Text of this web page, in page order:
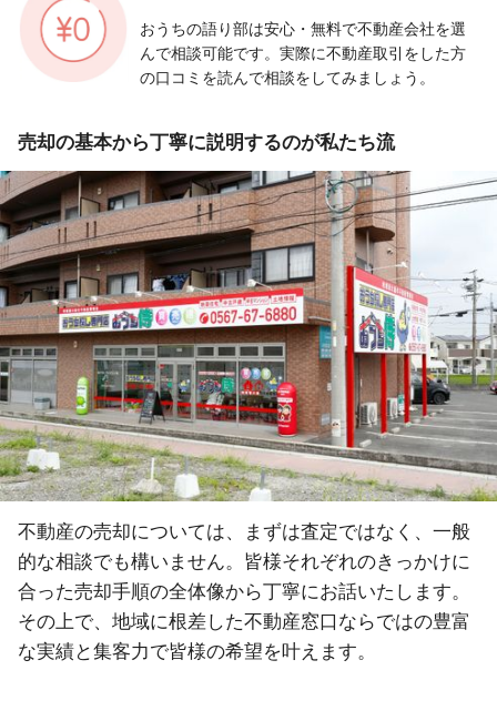
おうちの語り部は安心・無料で不動産会社を選
んで相談可能です。実際に不動産取引をした方
の口コミを読んで相談をしてみましょう。
売却の基本から丁寧に説明するのが私たち流
不動産の売却については、まずは査定ではなく、一般
的な相談でも構いません。皆様それぞれのきっかけに
合った売却手順の全体像から丁寧にお話いたします。
その上で、地域に根差した不動産窓口ならではの豊富
な実績と集客力で皆様の希望を叶えます。